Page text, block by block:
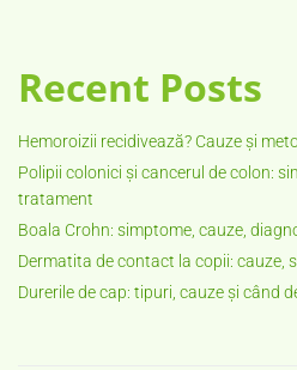
Recent Posts
Hemoroizii recidivează? Cauze și
Polipii colonici și cancerul de colon:
tratament
Boala Crohn: simptome, cauze,
Dermatita de contact la copii: cauze,
Durerile de cap: tipuri, cauze și când